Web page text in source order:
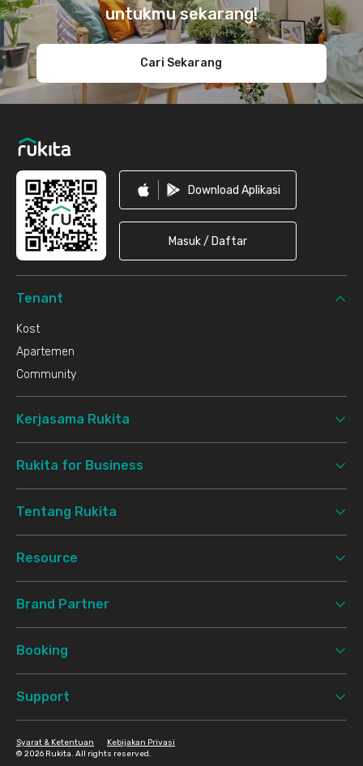
untukmu sekarang!
Cari Sekarang
Download Aplikasi
Masuk / Daftar
Tenant
Kost
Apartemen
Community
Kerjasama Rukita
Rukita for Business
Tentang Rukita
Resource
Brand Partner
Booking
Support
© 2026 Rukita. All rights reserved.
Syarat & Ketentuan Kebijakan Privasi